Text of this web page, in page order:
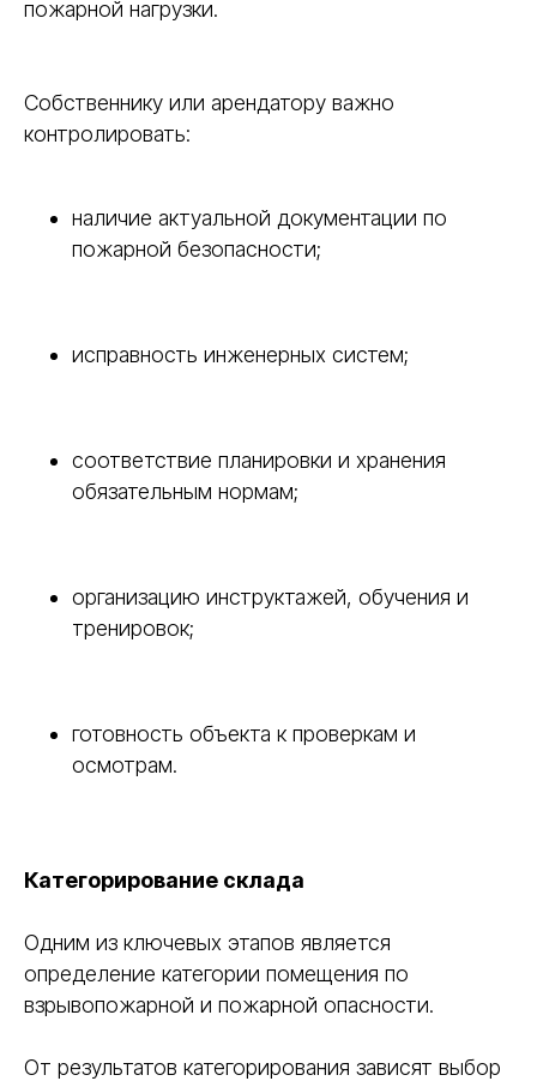
пожарной нагрузки.
Собственнику или арендатору важно
контролировать:
наличие актуальной документации по
пожарной безопасности;
исправность инженерных систем;
соответствие планировки и хранения
обязательным нормам;
организацию инструктажей, обучения и
тренировок;
готовность объекта к проверкам и
осмотрам.
Категорирование склада
Одним из ключевых этапов является
определение категории помещения по
взрывопожарной и пожарной опасности.
От результатов категорирования зависят выбор